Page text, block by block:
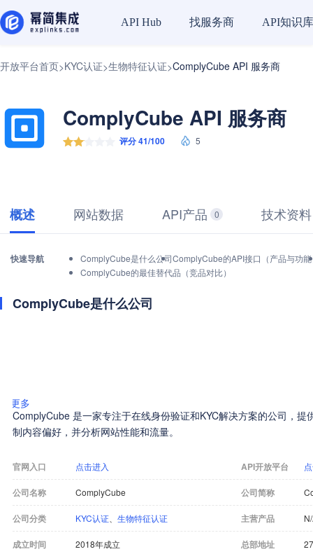
API Hub 找服务商 API知识库
开放平台首页>KYC认证>生物特征认证>ComplyCube API 服务商
ComplyCube API 服务商
评分 41/100 5
概述 网站数据 API产品 0 技术资料
快速导航 ComplyCube是什么公司ComplyCube的API接口（产品与功
ComplyCube的最佳替代品（竞品对比）
ComplyCube是什么公司
更多
ComplyCube 是一家专注于在线身份验证和KYC解决方案的公司，提
制内容偏好，并分析网站性能和流量。
官网入口 点击进入 API开放平台
公司名称 ComplyCube 公司简称
公司分类 KYC认证 生物特征认证 主营产品
成立时间 2018年成立 总部地址